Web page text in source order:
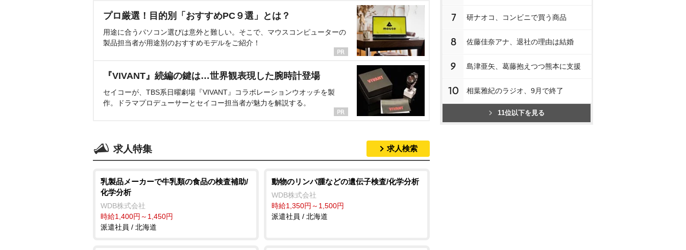
プロ厳選！目的別「おすすめPC９選」とは？
用途に合うパソコン選びは意外と難しい。そこで、マウスコンピューターの
製品担当者が用途別のおすすめモデルをご紹介！
『VIVANT』続編の鍵は…世界観表現した腕時計登場
セイコーが、TBS系日曜劇場『VIVANT』コラボレーションウオッチを製
作。ドラマプロデューサーとセイコー担当者が魅力を解説する。
求人特集 求人検索
乳製品メーカーで牛乳類の食品の検査補助/
化学分析
WDB株式会社
時給1,400円～1,450円
派遣社員 / 北海道
動物のリンパ腫などの遺伝子検査/化学分析
WDB株式会社
時給1,350円～1,500円
派遣社員 / 北海道
7 研ナオコ、コンビニで買う商品
8 佐藤佳奈アナ、退社の理由は結婚
9 島津亜矢、葛藤抱えつつ熊本に支援
10 相葉雅紀のラジオ、9月で終了
11位以下を見る